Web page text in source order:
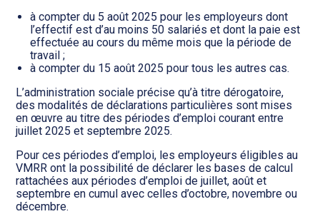
à compter du 5 août 2025 pour les employeurs dont
l’effectif est d’au moins 50 salariés et dont la paie est
effectuée au cours du même mois que la période de
travail ;
à compter du 15 août 2025 pour tous les autres cas.
L’administration sociale précise qu’à titre dérogatoire,
des modalités de déclarations particulières sont mises
en œuvre au titre des périodes d’emploi courant entre
juillet 2025 et septembre 2025.
Pour ces périodes d’emploi, les employeurs éligibles au
VMRR ont la possibilité de déclarer les bases de calcul
rattachées aux périodes d’emploi de juillet, août et
septembre en cumul avec celles d’octobre, novembre ou
décembre.